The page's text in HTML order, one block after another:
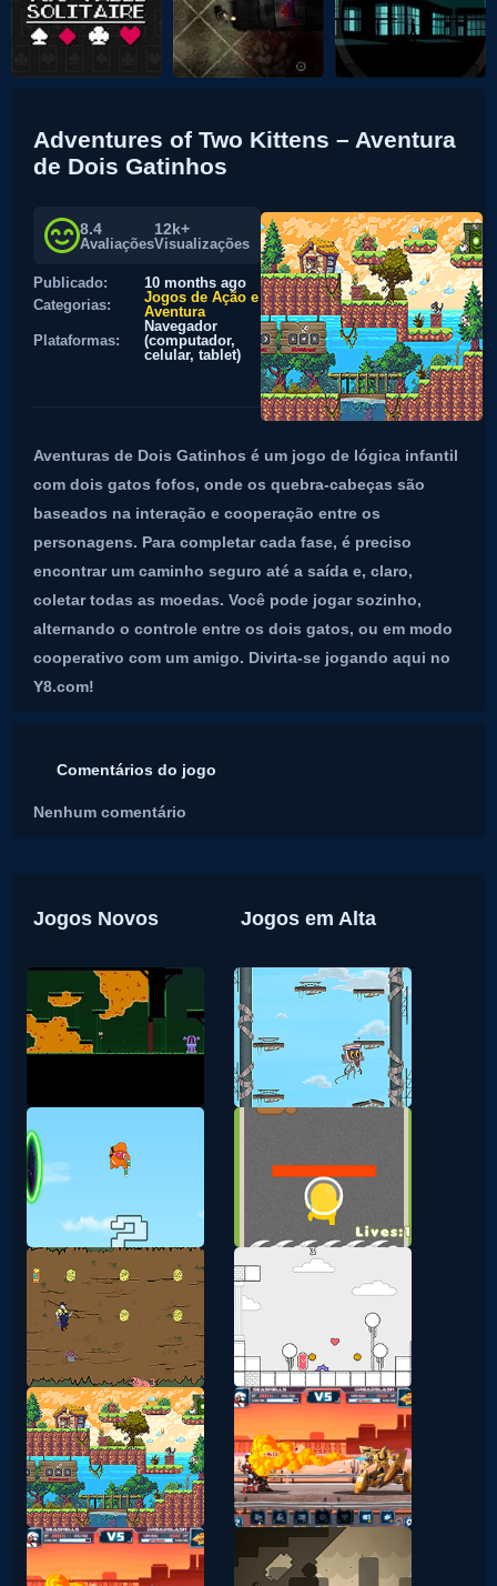
Adventures of Two Kittens – Aventura
de Dois Gatinhos
8.4
Avaliações
12k+
Visualizações
Publicado:
10 months ago
Categorias:
Jogos de Ação e
Aventura
Plataformas:
Navegador
(computador,
celular, tablet)
Aventuras de Dois Gatinhos é um jogo de lógica infantil
com dois gatos fofos, onde os quebra-cabeças são
baseados na interação e cooperação entre os
personagens. Para completar cada fase, é preciso
encontrar um caminho seguro até a saída e, claro,
coletar todas as moedas. Você pode jogar sozinho,
alternando o controle entre os dois gatos, ou em modo
cooperativo com um amigo. Divirta-se jogando aqui no
Y8.com!
Comentários do jogo
Nenhum comentário
Jogos Novos Jogos em Alta